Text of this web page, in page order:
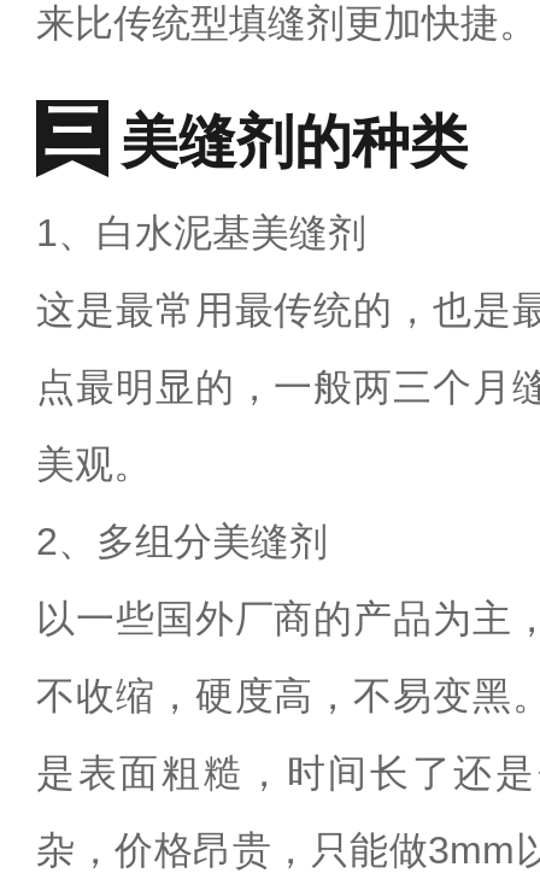
来比传统型填缝剂更加快捷。
美缝剂的种类
1、白水泥基美缝剂
这是最常用最传统的，也是
点最明显的，一般两三个月
美观。
2、多组分美缝剂
以一些国外厂商的产品为主
不收缩，硬度高，不易变黑
是表面粗糙，时间长了还
杂，价格昂贵，只能做3mm